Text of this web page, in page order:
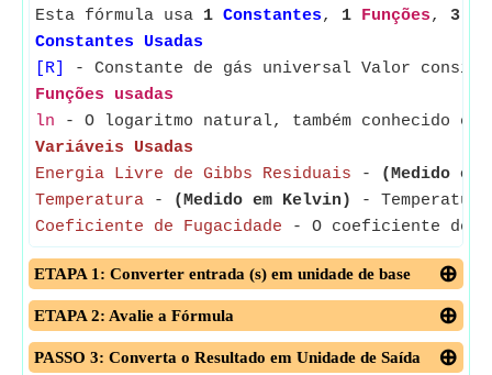
Esta fórmula usa 1 Constantes, 1 Funções, 3
Constantes Usadas
[R]
- Constante de gás universal Valor
Funções usadas
ln - O logaritmo natural, também conhecido
Variáveis Usadas
Energia Livre de Gibbs Residuais -
(Medido
Temperatura - (Medido em Kelvin)
-
Coeficiente de Fugacidade - O coeficiente de
ETAPA 1: Converter entrada (s) em unidade de base
ETAPA 2: Avalie a Fórmula
PASSO 3: Converta o Resultado em Unidade de Saída